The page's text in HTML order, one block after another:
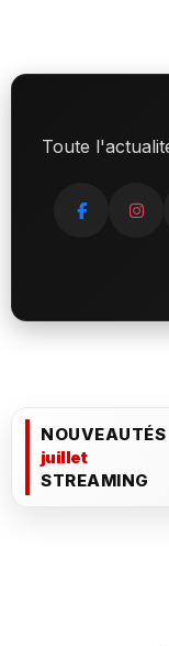
Toute
NOUVEAUTÉS
juillet
STREAMING